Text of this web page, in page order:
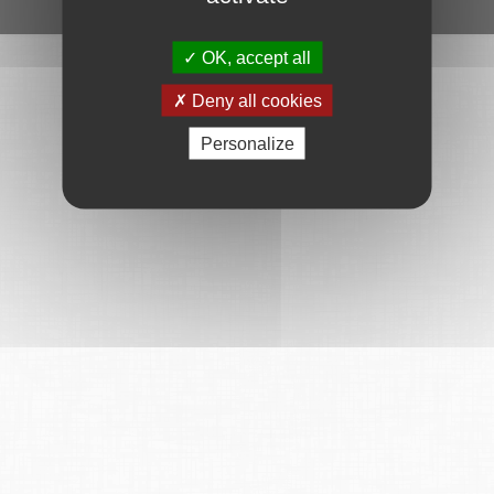
OK, accept all
Deny all cookies
Personalize
Ce service est proposé par